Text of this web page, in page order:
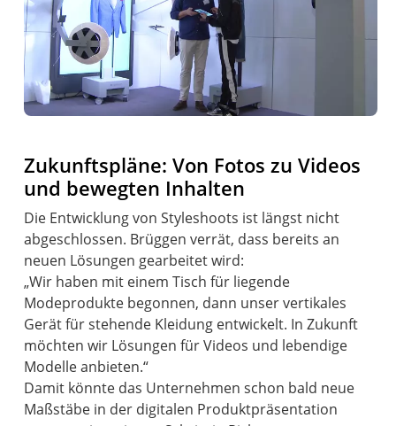
Zukunftspläne: Von Fotos zu Videos
und bewegten Inhalten
Die Entwicklung von Styleshoots ist längst nicht
abgeschlossen. Brüggen verrät, dass bereits an
neuen Lösungen gearbeitet wird:
„Wir haben mit einem Tisch für liegende
Modeprodukte begonnen, dann unser vertikales
Gerät für stehende Kleidung entwickelt. In Zukunft
möchten wir Lösungen für Videos und lebendige
Modelle anbieten.“
Damit könnte das Unternehmen schon bald neue
Maßstäbe in der digitalen Produktpräsentation